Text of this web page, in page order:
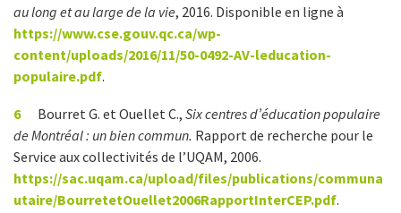
au long et au large de la vie, 2016. Disponible en ligne à
https://www.cse.gouv.qc.ca/wp-
content/uploads/2016/11/50-0492-AV-leducation-
populaire.pdf.
6 Bourret G. et Ouellet C., Six centres d’éducation populaire
de Montréal : un bien commun. Rapport de recherche pour le
Service aux collectivités de l’UQAM, 2006.
https://sac.uqam.ca/upload/files/publications/communa
utaire/BourretetOuellet2006RapportInterCEP.pdf.